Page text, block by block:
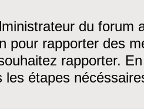
du forum
pour rapporter des
rapporter.
les étapes